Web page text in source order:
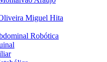
Miguel Hita
Robótica